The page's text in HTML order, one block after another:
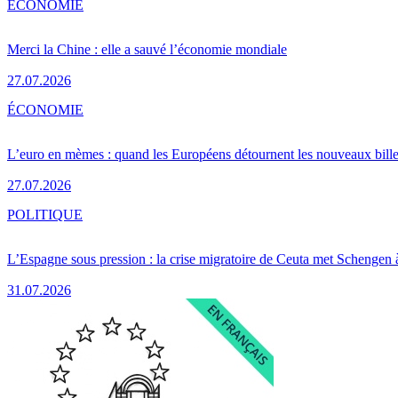
Merci la Chine : elle a sauvé l’économie mondiale
27.07.2026
ÉCONOMIE
L’euro en mèmes : quand les Européens détournent les nouveaux
27.07.2026
ÉCONOMIE
L’Espagne sous pression : la crise migratoire de Ceuta met Schengen
31.07.2026
POLITIQUE